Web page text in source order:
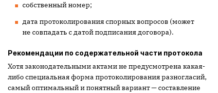
собственный номер;
дата протоколирования спорных вопросов (может
не совпадать с датой подписания договора).
Рекомендации по содержательной части протокола
Хотя законодательными актами не предусмотрена какая-
либо специальная форма протоколирования разногласий,
самый оптимальный и понятный вариант — составление